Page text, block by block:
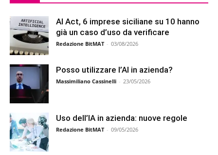
AI Act, 6 imprese siciliane su 10 hanno
già un caso d’uso da verificare
Redazione BitMAT - 03/08/2026
Posso utilizzare l’AI in azienda?
Massimiliano Cassinelli - 23/05/2026
Uso dell’IA in azienda: nuove regole
Redazione BitMAT - 09/05/2026